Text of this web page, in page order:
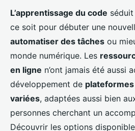
Apprendre à coder
démarrer et
efficacement
Marceau• 9 janvier 2026•6 min de
L’apprentissage du code
ce soit pour débuter une
automatiser des tâches ou
monde numérique. Les
en ligne n’ont jamais été aussi
développement de
variées, adaptées aussi bien
personnes cherchant un
Découvrir les options